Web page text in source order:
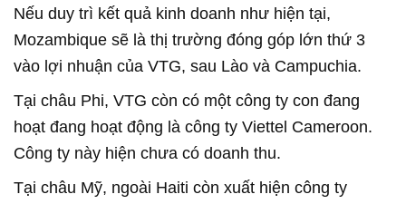
Nếu duy trì kết quả kinh doanh như hiện tại,
Mozambique sẽ là thị trường đóng góp lớn thứ 3
vào lợi nhuận của VTG, sau Lào và Campuchia.
Tại châu Phi, VTG còn có một công ty con đang
hoạt đang hoạt động là công ty Viettel Cameroon.
Công ty này hiện chưa có doanh thu.
Tại châu Mỹ, ngoài Haiti còn xuất hiện công ty